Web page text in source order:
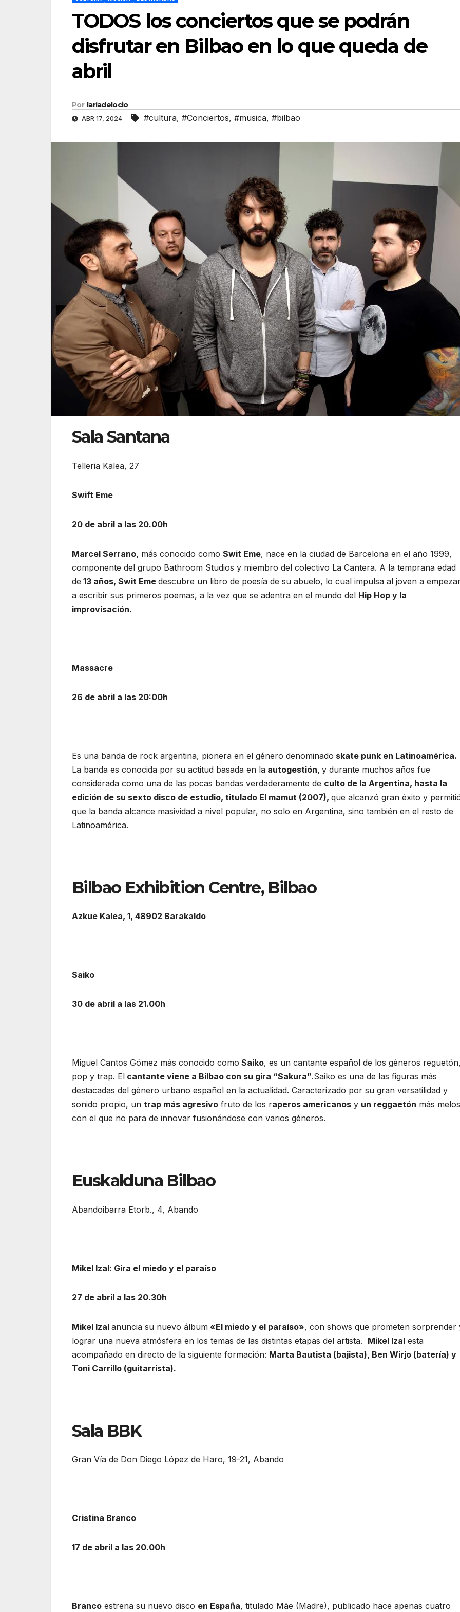
TODOS los conciertos que se podrán
disfrutar en Bilbao en lo que queda de
abril
Por laríadelocio
ABR 17, 2024 #cultura, #Conciertos, #musica, #bilbao
Sala Santana
Telleria Kalea, 27
Swift Eme
20 de abril a las 20.00h
Marcel Serrano, más conocido como Swit Eme, nace en la ciudad de Barcelona en el año 1999,
componente del grupo Bathroom Studios y miembro del colectivo La Cantera. A la temprana edad
de 13 años, Swit Eme descubre un libro de poesía de su abuelo, lo cual impulsa al joven a
a escribir sus primeros poemas, a la vez que se adentra en el mundo del Hip Hop y la
improvisación.
Massacre
26 de abril a las 20:00h
Es una banda de rock argentina, pionera en el género denominado skate punk en Latinoamérica.
La banda es conocida por su actitud basada en la autogestión, y durante muchos años fue
considerada como una de las pocas bandas verdaderamente de culto de la Argentina, hasta la
edición de su sexto disco de estudio, titulado El mamut (2007), que alcanzó gran éxito y
que la banda alcance masividad a nivel popular, no solo en Argentina, sino también en el resto de
Latinoamérica.
Bilbao Exhibition Centre, Bilbao
Azkue Kalea, 1, 48902 Barakaldo
Saiko
30 de abril a las 21.00h
Miguel Cantos Gómez más conocido como Saiko, es un cantante español de los géneros
pop y trap. El cantante viene a Bilbao con su gira “Sakura”.Saiko es una de las figuras más
destacadas del género urbano español en la actualidad. Caracterizado por su gran versatilidad y
sonido propio, un trap más agresivo fruto de los raperos americanos y un reggaetón más
con el que no para de innovar fusionándose con varios géneros.
Euskalduna Bilbao
Abandoibarra Etorb., 4, Abando
Mikel Izal: Gira el miedo y el paraíso
27 de abril a las 20.30h
Mikel Izal anuncia su nuevo álbum «El miedo y el paraíso», con shows que prometen sorprender
lograr una nueva atmósfera en los temas de las distintas etapas del artista. Mikel Izal esta
acompañado en directo de la siguiente formación: Marta Bautista (bajista), Ben Wirjo (batería) y
Toni Carrillo (guitarrista).
Sala BBK
Gran Vía de Don Diego López de Haro, 19-21, Abando
Cristina Branco
17 de abril a las 20.00h
Branco estrena su nuevo disco en España, titulado Mãe (Madre), publicado hace apenas cuatro